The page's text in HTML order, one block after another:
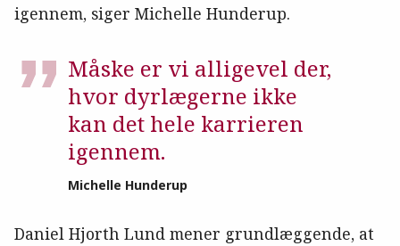
igennem, siger Michelle Hunderup.
Måske er vi alligevel der,
hvor dyrlægerne ikke
kan det hele karrieren
igennem.
Michelle Hunderup
Daniel Hjorth Lund mener grundlæggende, at